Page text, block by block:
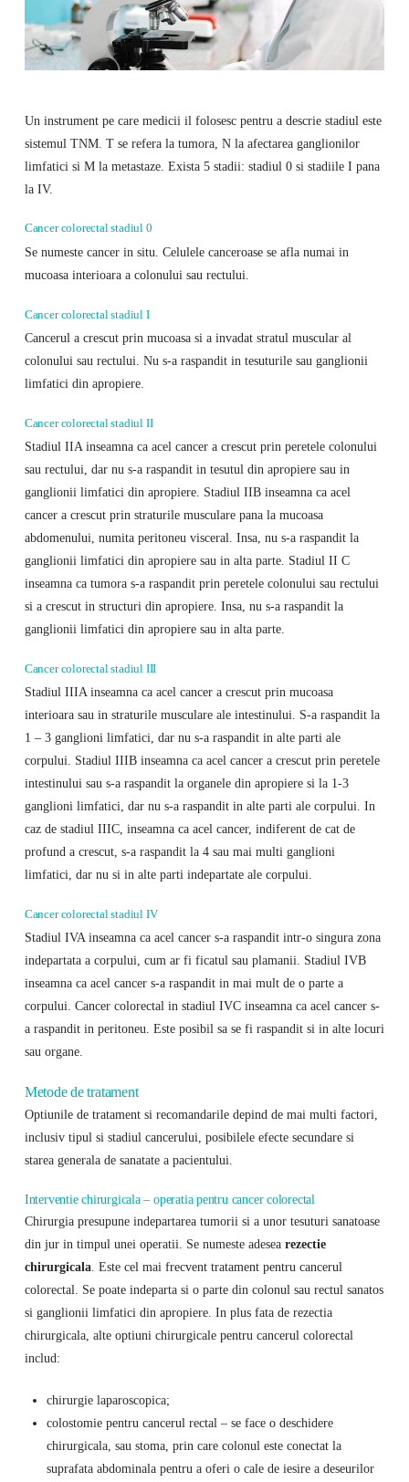
Un instrument pe care medicii il folosesc pentru a descrie stadiul este
sistemul TNM. T se refera la tumora, N la afectarea ganglionilor
limfatici si M la metastaze. Exista 5 stadii: stadiul 0 si stadiile I pana
la IV.
Cancer colorectal stadiul 0
Se numeste cancer in situ. Celulele canceroase se afla numai in
mucoasa interioara a colonului sau rectului.
Cancer colorectal stadiul I
Cancerul a crescut prin mucoasa si a invadat stratul muscular al
colonului sau rectului. Nu s-a raspandit in tesuturile sau ganglionii
limfatici din apropiere.
Cancer colorectal stadiul II
Stadiul IIA inseamna ca acel cancer a crescut prin peretele colonului
sau rectului, dar nu s-a raspandit in tesutul din apropiere sau in
ganglionii limfatici din apropiere. Stadiul IIB inseamna ca acel
cancer a crescut prin straturile musculare pana la mucoasa
abdomenului, numita peritoneu visceral. Insa, nu s-a raspandit la
ganglionii limfatici din apropiere sau in alta parte. Stadiul II C
inseamna ca tumora s-a raspandit prin peretele colonului sau rectului
si a crescut in structuri din apropiere. Insa, nu s-a raspandit la
ganglionii limfatici din apropiere sau in alta parte.
Cancer colorectal stadiul III
Stadiul IIIA inseamna ca acel cancer a crescut prin mucoasa
interioara sau in straturile musculare ale intestinului. S-a raspandit la
1 – 3 ganglioni limfatici, dar nu s-a raspandit in alte parti ale
corpului. Stadiul IIIB inseamna ca acel cancer a crescut prin peretele
intestinului sau s-a raspandit la organele din apropiere si la 1-3
ganglioni limfatici, dar nu s-a raspandit in alte parti ale corpului. In
caz de stadiul IIIC, inseamna ca acel cancer, indiferent de cat de
profund a crescut, s-a raspandit la 4 sau mai multi ganglioni
limfatici, dar nu si in alte parti indepartate ale corpului.
Cancer colorectal stadiul IV
Stadiul IVA inseamna ca acel cancer s-a raspandit intr-o singura zona
indepartata a corpului, cum ar fi ficatul sau plamanii. Stadiul IVB
inseamna ca acel cancer s-a raspandit in mai mult de o parte a
corpului. Cancer colorectal in stadiul IVC inseamna ca acel cancer s-
a raspandit in peritoneu. Este posibil sa se fi raspandit si in alte locuri
sau organe.
Metode de tratament
Optiunile de tratament si recomandarile depind de mai multi factori,
inclusiv tipul si stadiul cancerului, posibilele efecte secundare si
starea generala de sanatate a pacientului.
Interventie chirurgicala – operatia pentru cancer colorectal
Chirurgia presupune indepartarea tumorii si a unor tesuturi sanatoase
din jur in timpul unei operatii. Se numeste adesearezectie
chirurgicala. Este cel mai frecvent tratament pentru cancerul
colorectal. Se poate indeparta si o parte din colonul sau rectul sanatos
si ganglionii limfatici din apropiere. In plus fata de rezectia
chirurgicala, alte optiuni chirurgicale pentru cancerul colorectal
includ:
chirurgie laparoscopica;
colostomie pentru cancerul rectal – se face o deschidere
chirurgicala, sau stoma, prin care colonul este conectat la
suprafata abdominala pentru a oferi o cale de iesire a deseurilor